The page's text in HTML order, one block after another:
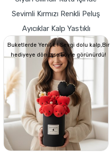
Sevimli Kırmızı Renkli Peluş
Ayıcıklar Kalp Yastıklı
Buketlerde Yenilik ! Sevgi dolu kalp,Bir
hediyeye dönüşse böyle görünürdü!